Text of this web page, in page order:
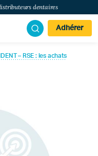
dentaires
Adhérer
– RSE : les achats